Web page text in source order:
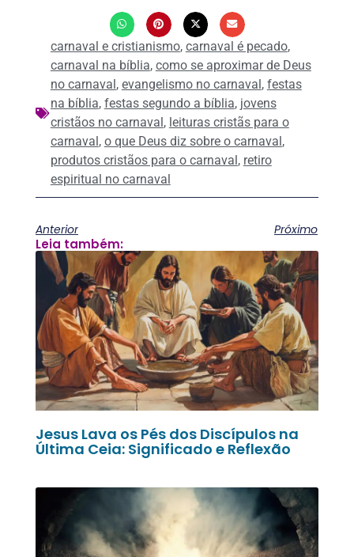
carnaval e cristianismo, carnaval é pecado,
carnaval na bíblia, como se aproximar de Deus
no carnaval, evangelismo no carnaval, festas
na bíblia, festas segundo a bíblia, jovens
cristãos no carnaval, leituras cristãs para o
carnaval, o que Deus diz sobre o carnaval,
produtos cristãos para o carnaval, retiro
espiritual no carnaval
Anterior Próximo
Leia também:
Jesus Lava os Pés dos Discípulos na
Última Ceia: Significado e Reflexão